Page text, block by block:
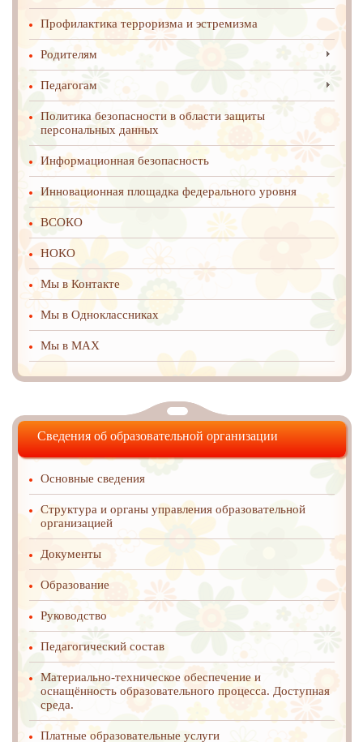
Профилактика терроризма и эстремизма
Родителям
Педагогам
Политика безопасности в области защиты
персональных данных
Информационная безопасность
Инновационная площадка федерального уровня
ВСОКО
НОКО
Мы в Контакте
Мы в Одноклассниках
Мы в MAX
Сведения об образовательной организации
Основные сведения
Структура и органы управления образовательной
организацией
Документы
Образование
Руководство
Педагогический состав
Материально-техническое обеспечение и
оснащённость образовательного процесса. Доступная
среда.
Платные образовательные услуги